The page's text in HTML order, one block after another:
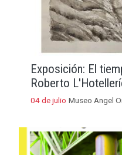
Exposición: El
Roberto
04 de julio Museo Angel